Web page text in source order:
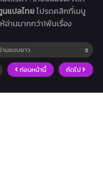
นแปลไทยโปรดคลิกที่เมนู
อ่านมากกว่า1พันเรื่อง
ก่อนหน้านี้ ถัดไป